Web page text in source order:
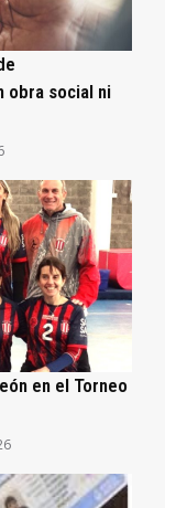
obra social ni
en el Torneo